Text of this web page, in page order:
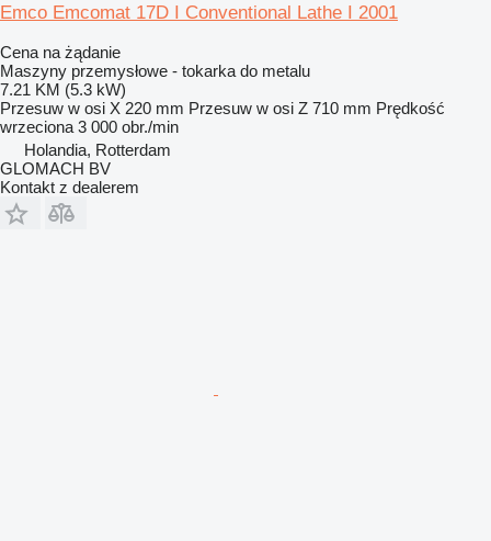
Emco Emcomat 17D I Conventional Lathe I 2001
Cena na żądanie
Maszyny przemysłowe - tokarka do metalu
7.21 KM (5.3 kW)
Przesuw w osi X 220 mm Przesuw w osi Z 710 mm Prędkość
wrzeciona 3 000 obr./min
Holandia, Rotterdam
GLOMACH BV
Kontakt z dealerem